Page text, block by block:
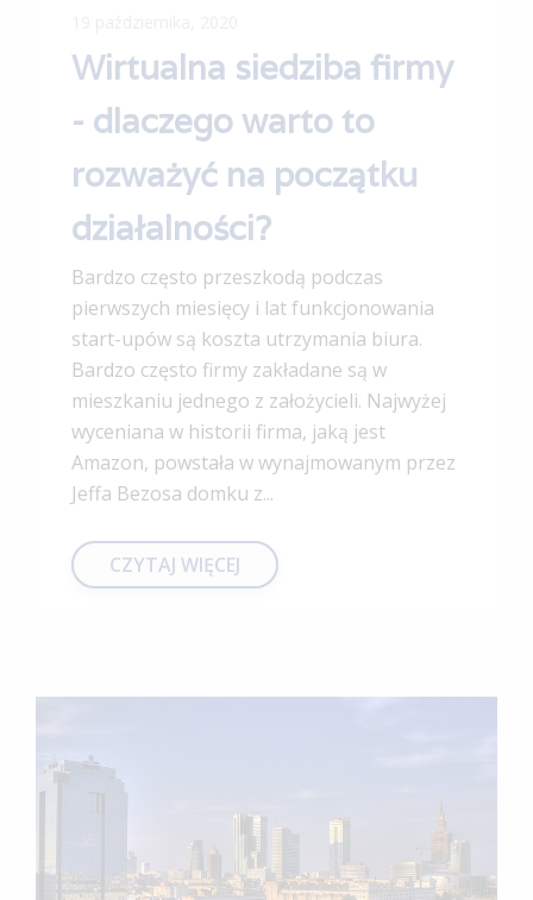
Wirtualna siedziba firmy
- dlaczego warto to
rozważyć na początku
działalności?
Bardzo często przeszkodą podczas
pierwszych miesięcy i lat funkcjonowania
start-upów są koszta utrzymania biura.
Bardzo często firmy zakładane są w
mieszkaniu jednego z założycieli. Najwyżej
wyceniana w historii firma, jaką jest
Amazon, powstała w wynajmowanym przez
Jeffa Bezosa domku z...
CZYTAJ WIĘCEJ